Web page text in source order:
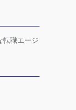
転職エージ